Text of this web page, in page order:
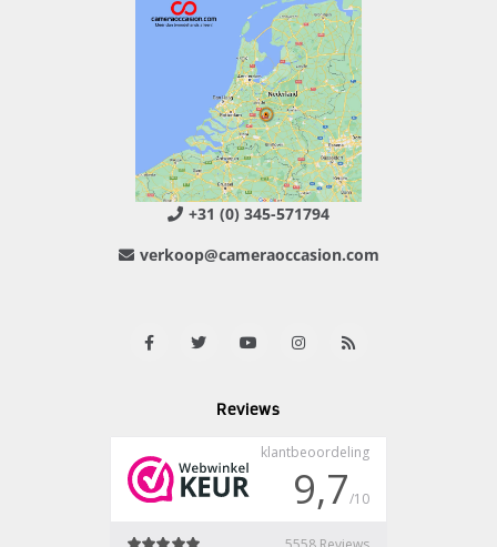
+31 (0) 345-571794
verkoop@cameraoccasion.com
Reviews